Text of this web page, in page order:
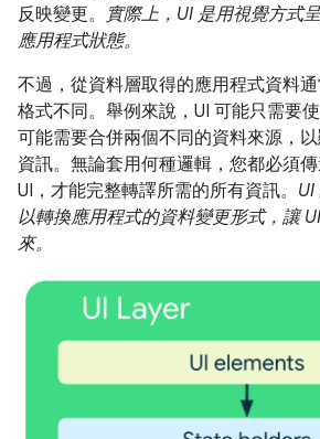
反映變更。 實際上，UI 是用視覺方式
應用程式狀態。
不過，從資料層取得的應用程式資料
格式不同。舉例來說，UI 可能只需要
可能需要合併兩個不同的資料來源，
資訊。無論套用何種邏輯，您都必須
UI，才能完整轉譯所需的所有資訊。
以轉換應用程式的資料變更形式，讓
來。